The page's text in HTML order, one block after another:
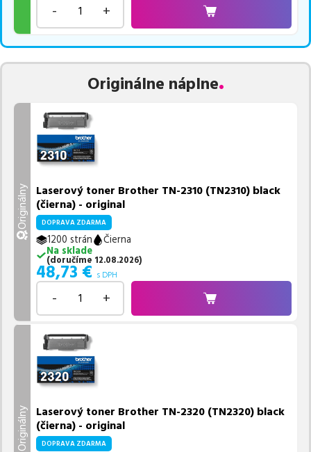
- +
Originálne náplne
Originálny Laserový toner Brother TN-2310 (TN2310) black
(čierna) - original
DOPRAVA ZDARMA
1200 strán
Čierna
Na sklade
(doručíme 12.08.2026)
48,73 € s DPH
- +
Originálny Laserový toner Brother TN-2320 (TN2320) black
(čierna) - original
DOPRAVA ZDARMA